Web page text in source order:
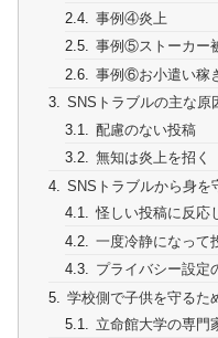
事例④炎上
事例⑤ストーカー
事例⑥お小遣い稼
SNSトラブルの主な原
配慮のない投稿
無知は炎上を招く
SNSトラブルから身を
怪しい投稿に反応
一度冷静になって
プライバシー設定
学校側で子供を守るた
立命館大学の専門